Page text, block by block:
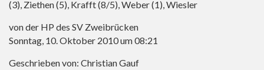
(3), Ziethen (5), Krafft (8/5), Weber (1), Wiesler
von der HP des SV Zweibrücken
Sonntag, 10. Oktober 2010 um 08:21
Geschrieben von: Christian Gauf